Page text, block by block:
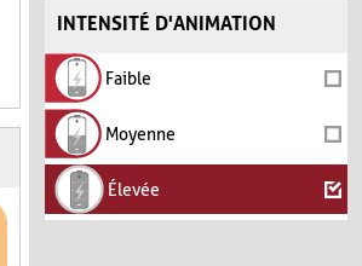
INTENSITÉ D'ANIMATION
Faible
Moyenne
Élevée